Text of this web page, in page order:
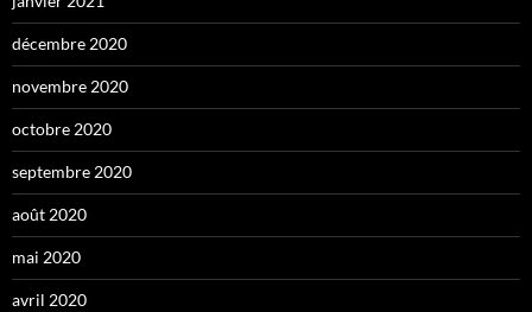
décembre 2020
novembre 2020
octobre 2020
septembre 2020
août 2020
mai 2020
avril 2020